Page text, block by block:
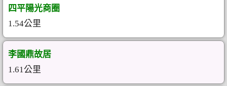
四平陽光商圈
1.54公里
李國鼎故居
1.61公里